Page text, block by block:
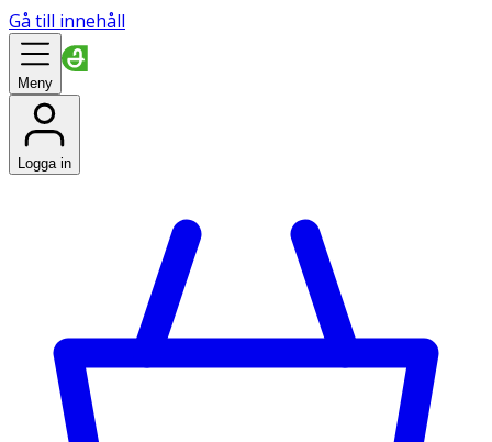
Gå till innehåll
Meny
Logga in